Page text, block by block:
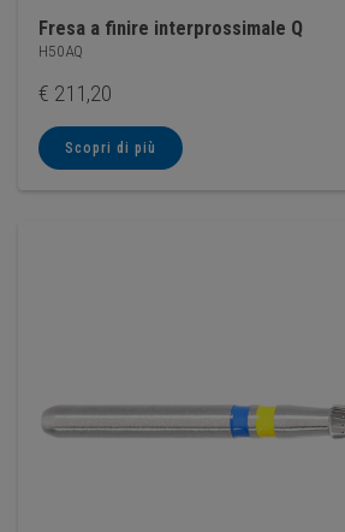
Fresa a finire interprossimale Q
H50AQ
€ 211,20
Scopri di più